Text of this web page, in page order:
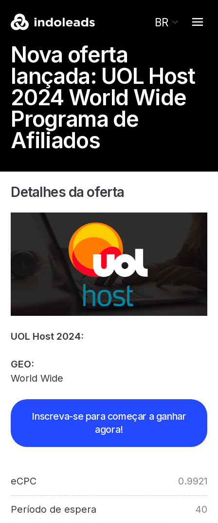
BR
Nova oferta
lançada: UOL Host
2024 World Wide
Programa de
Afiliados
Detalhes da oferta
UOL Host 2024:
GEO:
World Wide
Inscreva-se para começar a ganhar
agora!
eCPC 0.9921
Período de espera 40